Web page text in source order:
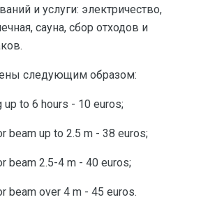
и услуги: электричество,
сауна, сбор отходов и
следующим образом:
up to 6 hours - 10 euros;
beam up to 2.5 m - 38 euros;
beam 2.5-4 m - 40 euros;
beam over 4 m - 45 euros.